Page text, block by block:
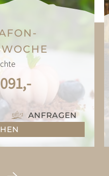
ANFRAGEN